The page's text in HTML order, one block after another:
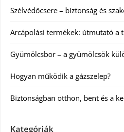
Szélvédőcsere – biztonság és
Arcápolási termékek: útmutató a
Gyümölcsbor – a gyümölcsök
Hogyan működik a gázszelep?
Biztonságban otthon, bent és a
Kategóriák